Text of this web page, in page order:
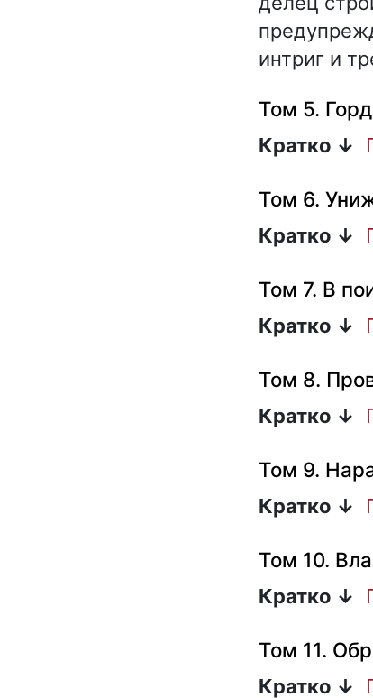
интриг и
Том 5.
Кратко ↓
Том 6.
Кратко ↓
Том 7. В
Кратко ↓
Том 8.
Кратко ↓
Том 9.
Кратко ↓
Том 10.
Кратко ↓
Том 11.
Кратко ↓